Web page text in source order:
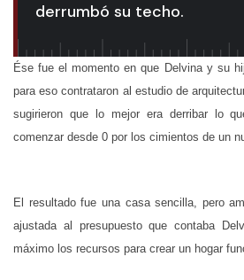
derrumbó su techo.
Ése fue el momento en que Delvina y su
para eso contrataron al estudio de
sugirieron que lo mejor era derribar lo
comenzar desde 0 por los cimientos de un
El resultado fue una casa sencilla, pero
ajustada al presupuesto que contaba
máximo los recursos para crear un hogar